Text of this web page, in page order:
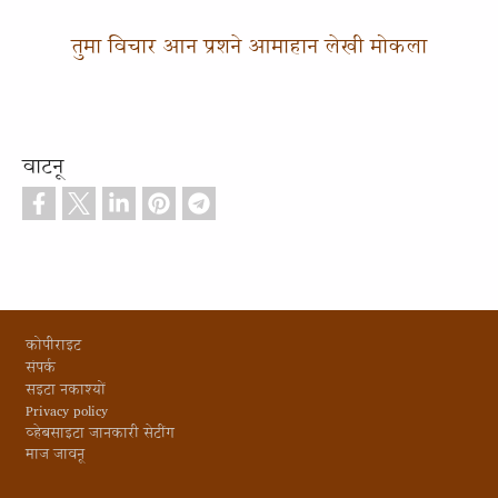
तुमा विचार आन प्रशने आमाहान लेखी मोकला
वाटनू
Footer
कोपीराइट
संपर्क
सइटा नकाश्यों
Privacy policy
व्हेबसाइटा जानकारी सेटींग
माज जावनू